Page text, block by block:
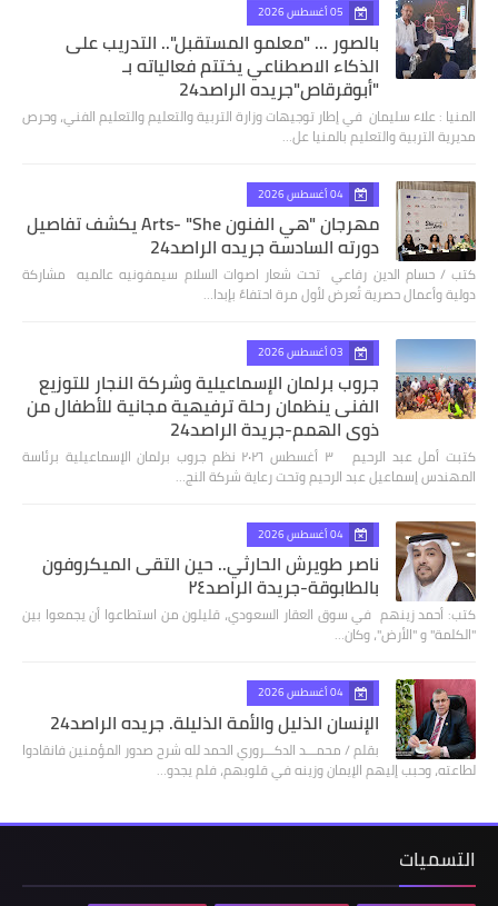
05 أغسطس 2026
بالصور ... "معلمو المستقبل".. التدريب على
الذكاء الاصطناعي يختتم فعالياته بـ
"أبوقرقاص"جريده الراصد24
المنيا : علاء سليمان في إطار توجيهات وزارة التربية والتعليم والتعليم الفني، وحرص
مديرية التربية والتعليم بالمنيا عل…
04 أغسطس 2026
مهرجان "هي الفنون Arts- "She يكشف تفاصيل
دورته السادسة جريده الراصد24
كتب / حسام الدين رفاعي تحت شعار اصوات السلام سيمفونيه عالميه مشاركة
دولية وأعمال حصرية تُعرض لأول مرة احتفاءً بإبدا…
03 أغسطس 2026
جروب برلمان الإسماعيلية وشركة النجار للتوزيع
الفنى ينظمان رحلة ترفيهية مجانية للأطفال من
ذوي الهمم-جريدة الراصد24
كتبت أمل عبد الرحيم ٣ أغسطس ٢٠٢٦ نظم جروب برلمان الإسماعيلية برئاسة
المهندس إسماعيل عبد الرحيم وتحت رعاية شركة النج…
04 أغسطس 2026
ناصر طويرش الحارثي.. حين التقى الميكروفون
بالطابوقة-جريدة الراصد٢٤
كتب: أحمد زينهم في سوق العقار السعودي، قليلون من استطاعوا أن يجمعوا بين
"الكلمة" و "الأرض"، وكان…
04 أغسطس 2026
الإنسان الذليل والأمة الذليلة. جريده الراصد24
بقلم / محمـــد الدكـــروري الحمد لله شرح صدور المؤمنين فانقادوا
لطاعته، وحبب إليهم الإيمان وزينه في قلوبهم، فلم يجدو…
التسميات